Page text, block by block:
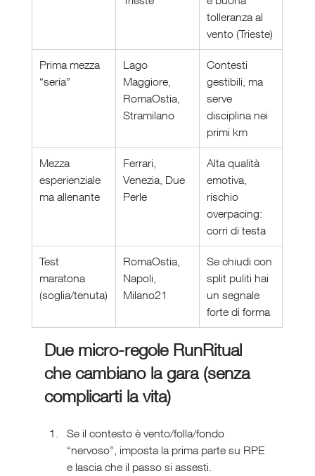
tolleranza al
vento (Trieste)
Prima mezza
“seria”
Lago
Maggiore,
RomaOstia,
Stramilano
Contesti
gestibili, ma
serve
disciplina nei
primi km
Mezza
esperienziale
ma allenante
Ferrari,
Venezia, Due
Perle
Alta qualità
emotiva,
rischio
overpacing:
corri di testa
Test
maratona
(soglia/tenuta)
RomaOstia,
Napoli,
Milano21
Se chiudi con
split puliti hai
un segnale
forte di forma
Due micro-regole RunRitual
che cambiano la gara (senza
complicarti la vita)
Se il contesto è vento/folla/fondo
“nervoso”, imposta la prima parte su RPE
e lascia che il passo si assesti.